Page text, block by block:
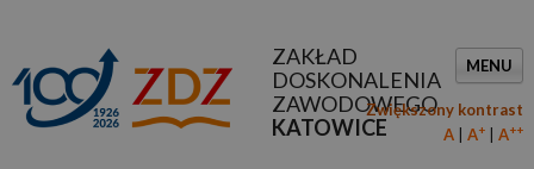
ZAKŁAD
DOSKONALENIA
ZAWODOWEGO
KATOWICE
MENU
Zwiększony kontrast
A
A+ A++